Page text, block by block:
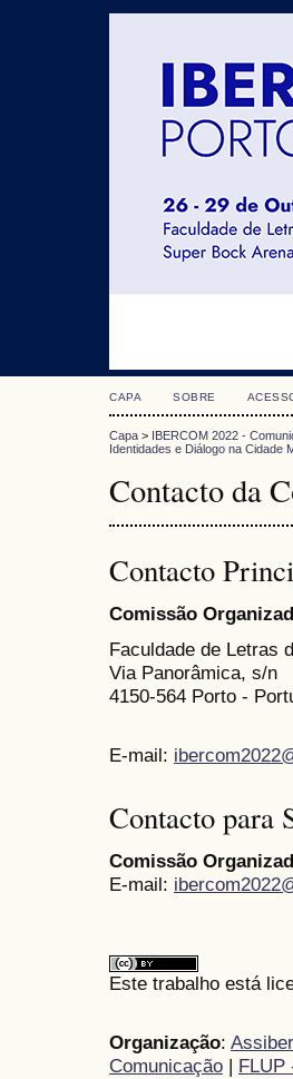
CAPA SOBRE
Capa > IBERCOM 2022 -
Identidades e Diálogo na Cidade
Contacto da
Contacto
Comissão
Faculdade de Letras
Via Panorâmica, s/n
4150-564 Porto -
E-mail:
Contacto para
Comissão
E-mail:
Este trabalho está
Organização:
Comunicação | FLUP